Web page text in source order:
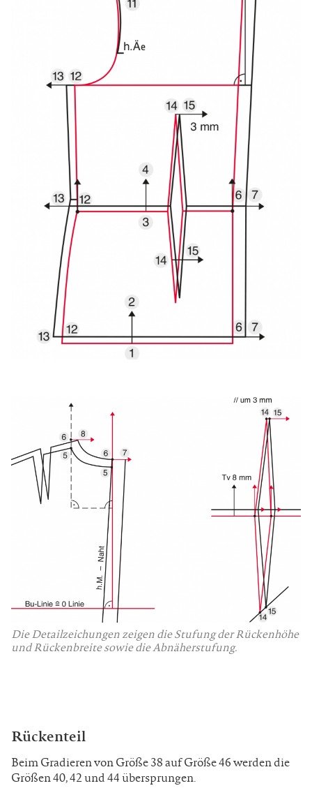
Die Detailzeichungen zeigen die Stufung der Rückenhöhe
und Rückenbreite sowie die Abnäherstufung.
Rückenteil
Beim Gradieren von Größe 38 auf Größe 46 werden die
Größen 40, 42 und 44 übersprungen.